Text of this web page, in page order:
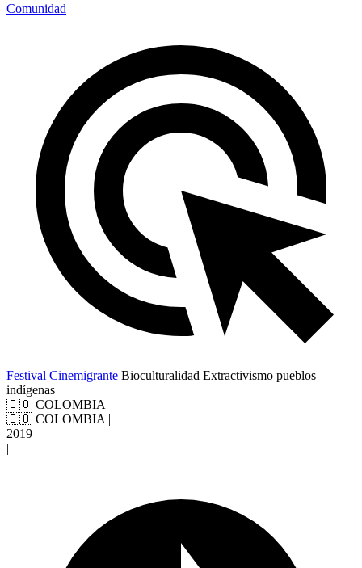
Comunidad
Festival Cinemigrante Bioculturalidad Extractivismo pueblos
indígenas
🇨🇴 COLOMBIA
🇨🇴 COLOMBIA |
2019
|